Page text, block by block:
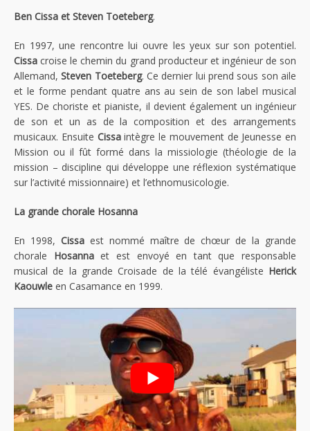
Ben Cissa et Steven Toeteberg.
En 1997, une rencontre lui ouvre les yeux sur son potentiel.
Cissa croise le chemin du grand producteur et ingénieur de son
Allemand,Steven Toeteberg. Ce dernier lui prend sous son aile
et le forme pendant quatre ans au sein de son label musical
YES. De choriste et pianiste, il devient également un ingénieur
de son et un as de la composition et des arrangements
musicaux. Ensuite Cissaintègre le mouvement de Jeunesse en
Mission ou il fût formé dans la missiologie (théologie de la
mission – discipline qui développe une réflexion systématique
sur l’activité missionnaire) et l’ethnomusicologie.
La grande chorale Hosanna
En 1998, Cissaest nommé maître de chœur de la grande
chorale Hosannaet est envoyé en tant que responsable
musical de la grande Croisade de la télé évangéliste Herick
Kaouwle en Casamance en 1999.